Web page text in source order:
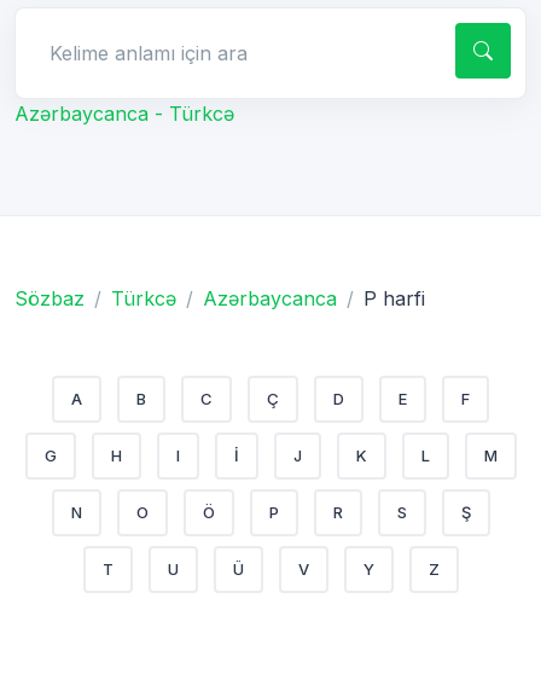
Azərbaycanca - Türkcə
Sözbaz Türkcə Azərbaycanca P harfi
A B C Ç D E F
G H I İ J K L M
N O Ö P R S Ş
T U Ü V Y Z